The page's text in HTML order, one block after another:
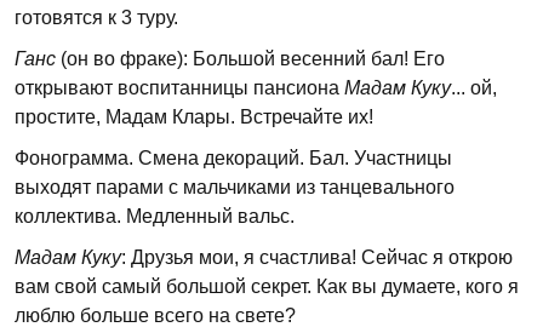
готовятся к 3 туру.
Ганс (он во фраке): Большой весенний бал! Его
открывают воспитанницы пансиона Мадам Куку... ой,
простите, Мадам Клары. Встречайте их!
Фонограмма. Смена декораций. Бал. Участницы
выходят парами с мальчиками из танцевального
коллектива. Медленный вальс.
Мадам Куку: Друзья мои, я счастлива! Сейчас я открою
вам свой самый большой секрет. Как вы думаете, кого я
люблю больше всего на свете?